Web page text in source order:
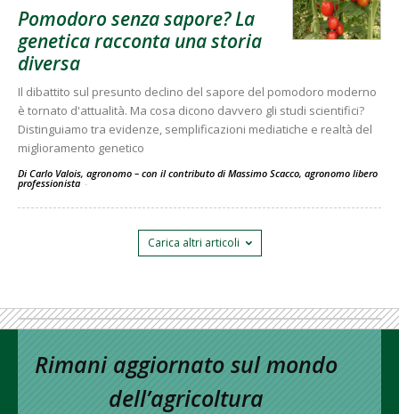
Pomodoro senza sapore? La
genetica racconta una storia
diversa
Il dibattito sul presunto declino del sapore del pomodoro moderno
è tornato d'attualità. Ma cosa dicono davvero gli studi scientifici?
Distinguiamo tra evidenze, semplificazioni mediatiche e realtà del
miglioramento genetico
Di Carlo Valois, agronomo – con il contributo di Massimo Scacco, agronomo libero
professionista -
Carica altri articoli
Rimani aggiornato sul mondo
dell’agricoltura